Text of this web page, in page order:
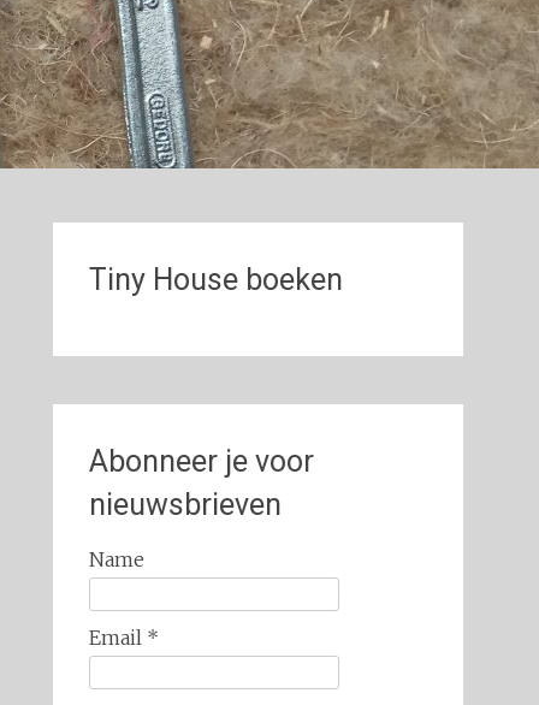
Tiny House boeken
Abonneer je voor
nieuwsbrieven
Name
Email *